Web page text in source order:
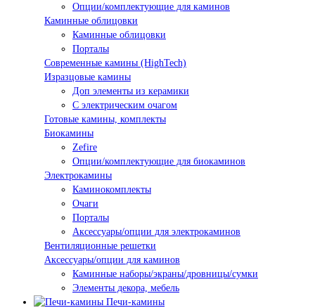
Опции/комплектующие для каминов
Каминные облицовки
Каминные облицовки
Порталы
Современные камины (HighTech)
Изразцовые камины
Доп элементы из керамики
С электрическим очагом
Готовые камины, комплекты
Биокамины
Zefire
Опции/комплектующие для биокаминов
Электрокамины
Каминокомплекты
Очаги
Порталы
Аксессуары/опции для электрокаминов
Вентиляционные решетки
Аксессуары/опции для каминов
Каминные наборы/экраны/дровницы/сумки
Элементы декора, мебель
Печи-камины